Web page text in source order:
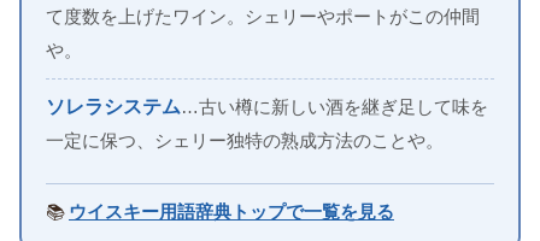
て度数を上げたワイン。シェリーやポートがこの仲間
や。
ソレラシステム…古い樽に新しい酒を継ぎ足して味を
一定に保つ、シェリー独特の熟成方法のことや。
📚 ウイスキー用語辞典トップで一覧を見る